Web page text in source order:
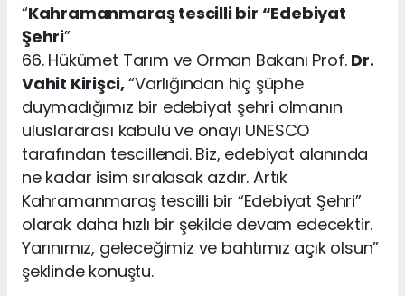
“Kahramanmaraş tescilli bir “Edebiyat
Şehri”
66. Hükümet Tarım ve Orman Bakanı Prof. Dr.
Vahit Kirişci,“Varlığından hiç şüphe
duymadığımız bir edebiyat şehri olmanın
uluslararası kabulü ve onayı UNESCO
tarafından tescillendi. Biz, edebiyat alanında
ne kadar isim sıralasak azdır. Artık
Kahramanmaraş tescilli bir “Edebiyat Şehri”
olarak daha hızlı bir şekilde devam edecektir.
Yarınımız, geleceğimiz ve bahtımız açık olsun”
şeklinde konuştu.